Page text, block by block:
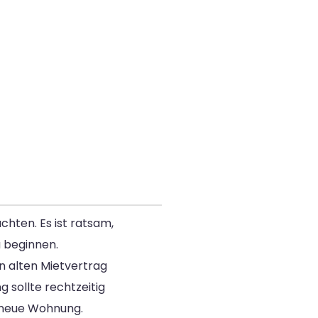
Es ist ratsam,
alten Mietvertrag
sollte rechtzeitig
Wohnung.